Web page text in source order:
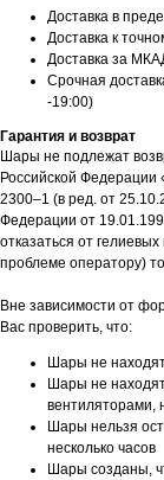
Доставка в
Доставка к
Доставка за
Срочная
-19:00)
Гарантия и возврат
Шары не подлежат
Российской
2300–1 (в ред. от
Федерации от
отказаться от
проблеме оператору)
Вне зависимости от
Вас проверить, что:
Шары не
Шары не
вентиляторами,
Шары нельзя
несколько часов
Шары созданы,